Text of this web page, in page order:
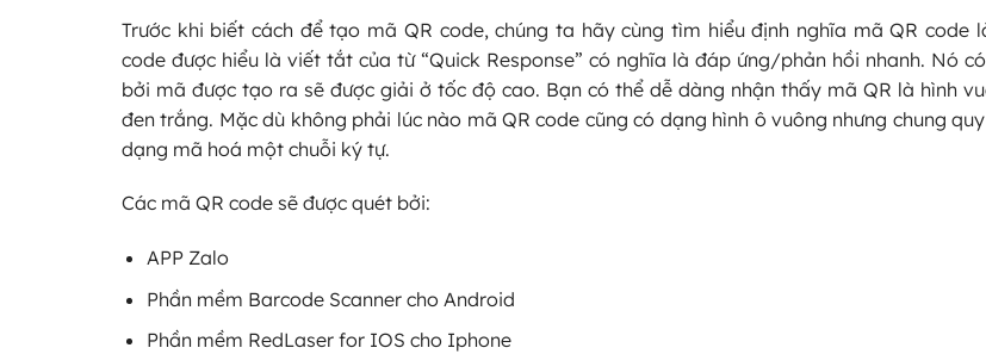
Trước khi biết cách để tạo mã QR code, chúng ta hãy cùng tìm hiểu định nghĩa mã QR code
code được hiểu là viết tắt của từ “Quick Response” có nghĩa là đáp ứng/phản hồi nhanh. Nó
bởi mã được tạo ra sẽ được giải ở tốc độ cao. Bạn có thể dễ dàng nhận thấy mã QR là hình
đen trắng. Mặc dù không phải lúc nào mã QR code cũng có dạng hình ô vuông nhưng chung
dạng mã hoá một chuỗi ký tự.
Các mã QR code sẽ được quét bởi:
APP Zalo
Phần mềm Barcode Scanner cho Android
Phần mềm RedLaser for IOS cho Iphone